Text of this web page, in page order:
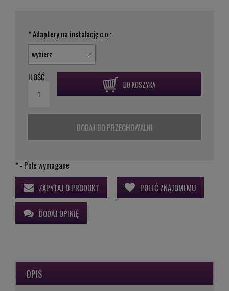
*Adaptery na instalację c.o.:
ILOŚĆ
DO KOSZYKA
DODAJ DO PRZECHOWALNI
*- Pole wymagane
ZAPYTAJ O PRODUKT
POLEĆ ZNAJOMEMU
DODAJ OPINIĘ
OPIS